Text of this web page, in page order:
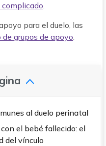
complicado.
para el duelo, las
grupos de apoyo.
al duelo perinatal
el bebé fallecido: el
del vínculo